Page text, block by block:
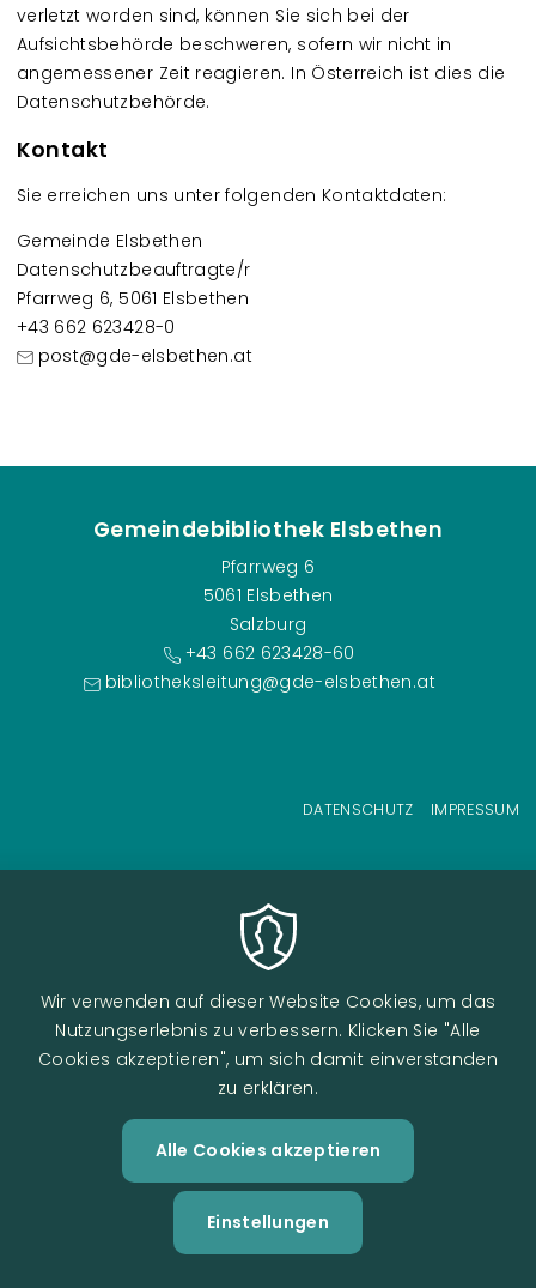
verletzt worden sind, können Sie sich bei der
Aufsichtsbehörde beschweren, sofern wir nicht in
angemessener Zeit reagieren. In Österreich ist dies die
Datenschutzbehörde.
Kontakt
Sie erreichen uns unter folgenden Kontaktdaten:
Gemeinde Elsbethen
Datenschutzbeauftragte/r
Pfarrweg 6, 5061 Elsbethen
+43 662 623428-0
post@gde-elsbethen.at
Gemeindebibliothek Elsbethen
Pfarrweg 6
5061 Elsbethen
Salzburg
+43 662 623428-60
bibliotheksleitung@gde-elsbethen.at
DATENSCHUTZ IMPRESSUM
Image
Wir verwenden auf dieser Website Cookies, um das
Nutzungserlebnis zu verbessern. Klicken Sie "Alle
Cookies akzeptieren", um sich damit einverstanden
zu erklären.
Alle Cookies akzeptieren
Einstellungen